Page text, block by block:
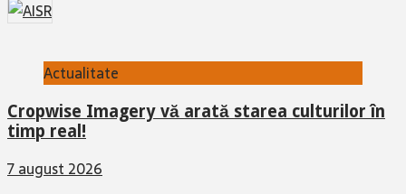
Actualitate
Cropwise Imagery vă arată starea culturilor în
timp real!
7 august 2026